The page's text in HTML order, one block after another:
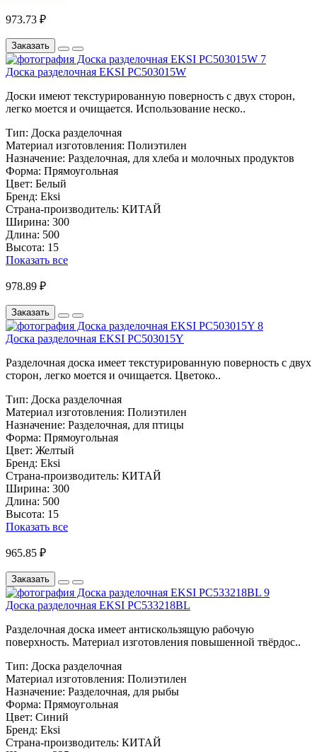
973.73 ₽
Заказать
Доска разделочная EKSI PC503015W
Доски имеют текстурированную поверность с двух сторон,
легко моется и очищается. Использование неско..
Тип: Доска разделочная
Материал изготовления: Полиэтилен
Назначение: Разделочная, для хлеба и молочных продуктов
Форма: Прямоугольная
Цвет: Белый
Бренд: Eksi
Страна-производитель: КИТАЙ
Ширина: 300
Длина: 500
Высота: 15
Показать все
978.89 ₽
Заказать
Доска разделочная EKSI PC503015Y
Разделочная доска имеет текстурированную поверность с двух
сторон, легко моется и очищается. Цветоко..
Тип: Доска разделочная
Материал изготовления: Полиэтилен
Назначение: Разделочная, для птицы
Форма: Прямоугольная
Цвет: Желтый
Бренд: Eksi
Страна-производитель: КИТАЙ
Ширина: 300
Длина: 500
Высота: 15
Показать все
965.85 ₽
Заказать
Доска разделочная EKSI PC533218BL
Разделочная доска имеет антискользящую рабочую
поверхность. Материал изготовления повышенной твёрдос..
Тип: Доска разделочная
Материал изготовления: Полиэтилен
Назначение: Разделочная, для рыбы
Форма: Прямоугольная
Цвет: Синий
Бренд: Eksi
Страна-производитель: КИТАЙ